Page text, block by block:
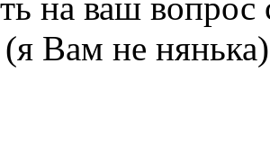
Вам не